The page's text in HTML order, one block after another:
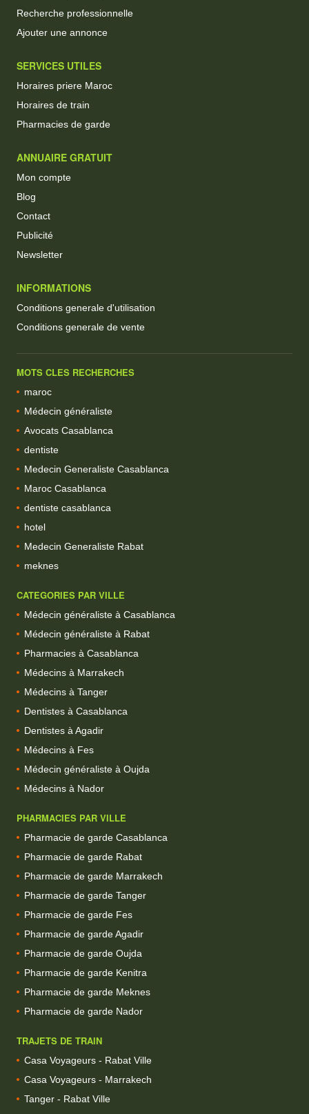
Recherche professionnelle
Ajouter une annonce
SERVICES UTILES
Horaires priere Maroc
Horaires de train
Pharmacies de garde
ANNUAIRE GRATUIT
Mon compte
Blog
Contact
Publicité
Newsletter
INFORMATIONS
Conditions generale d'utilisation
Conditions generale de vente
MOTS CLES RECHERCHES
maroc
Médecin généraliste
Avocats Casablanca
dentiste
Medecin Generaliste Casablanca
Maroc Casablanca
dentiste casablanca
hotel
Medecin Generaliste Rabat
meknes
CATEGORIES PAR VILLE
Médecin généraliste à Casablanca
Médecin généraliste à Rabat
Pharmacies à Casablanca
Médecins à Marrakech
Médecins à Tanger
Dentistes à Casablanca
Dentistes à Agadir
Médecins à Fes
Médecin généraliste à Oujda
Médecins à Nador
PHARMACIES PAR VILLE
Pharmacie de garde Casablanca
Pharmacie de garde Rabat
Pharmacie de garde Marrakech
Pharmacie de garde Tanger
Pharmacie de garde Fes
Pharmacie de garde Agadir
Pharmacie de garde Oujda
Pharmacie de garde Kenitra
Pharmacie de garde Meknes
Pharmacie de garde Nador
TRAJETS DE TRAIN
Casa Voyageurs - Rabat Ville
Casa Voyageurs - Marrakech
Tanger - Rabat Ville